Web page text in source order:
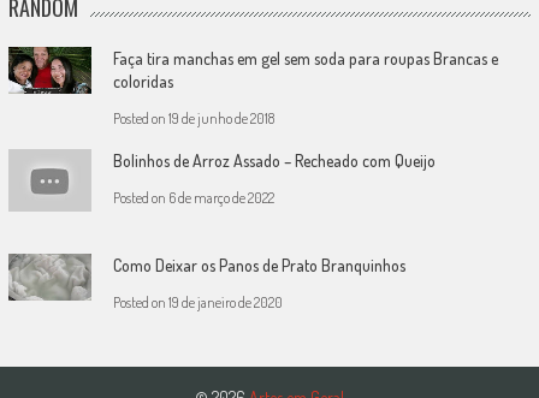
RANDOM
Faça tira manchas em gel sem soda para roupas Brancas e
coloridas
Posted on 19 de junho de 2018
Bolinhos de Arroz Assado – Recheado com Queijo
Posted on 6 de março de 2022
Como Deixar os Panos de Prato Branquinhos
Posted on 19 de janeiro de 2020